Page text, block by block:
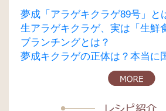
夢成「アラゲキクラゲ89号」と
生アラゲキクラゲ、実は「生鮮
ブランチングとは？
夢成キクラゲの正体は？本当に